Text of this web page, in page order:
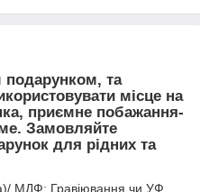
подарунком, та
місце на
приємне побажання-
Замовляйте
для рідних та
МДФ; Гравіювання чи УФ